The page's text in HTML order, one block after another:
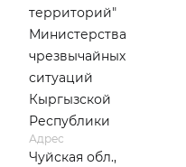
территорий"
Министерства
чрезвычайных
ситуаций
Кыргызской
Республики
Адрес
Чуйская обл.,